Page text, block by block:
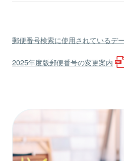
郵便番号検索に使用されているデ
2025年度版郵便番号の変更案内